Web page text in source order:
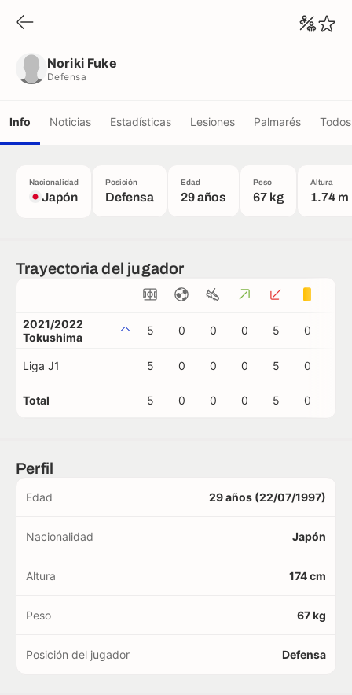
Noriki Fuke
Defensa
Info Noticias Estadísticas Lesiones Palmarés
Nacionalidad
Japón
Posición
Defensa
Edad
29 años
Peso
67 kg
Altura
1.74 m
Trayectoria del jugador
2021/2022
Tokushima
5 0 0 0 5 0
Liga J1 5 0 0 0 5 0
Total 5 0 0 0 5 0
Perfil
Edad 29 años (22/07/1997)
Nacionalidad Japón
Altura 174 cm
Peso 67 kg
Posición del jugador Defensa